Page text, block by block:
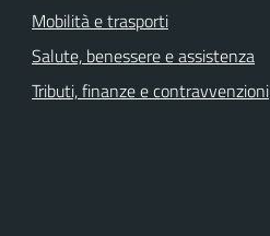
Mobilità e trasporti
Salute, benessere e assistenza
Tributi, finanze e contravvenzioni